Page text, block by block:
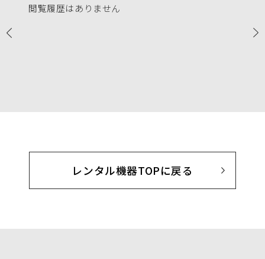
閲覧履歴はありません
レンタル機器TOPに戻る